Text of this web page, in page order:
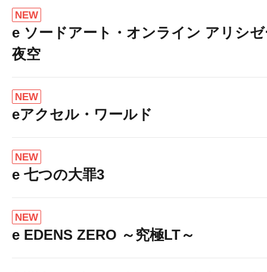
NEW
e ソードアート・オンライン アリシ
夜空
NEW
eアクセル・ワールド
NEW
e 七つの大罪3
NEW
e EDENS ZERO ～究極LT～